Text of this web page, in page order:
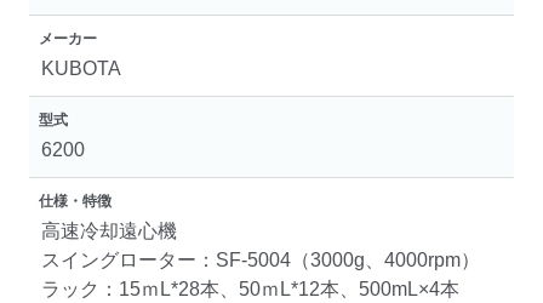
メーカー
KUBOTA
型式
6200
仕様・特徴
高速冷却遠心機
スイングローター：SF-5004（3000g、4000rpm）
ラック：15ｍL*28本、50ｍL*12本、500mL×4本